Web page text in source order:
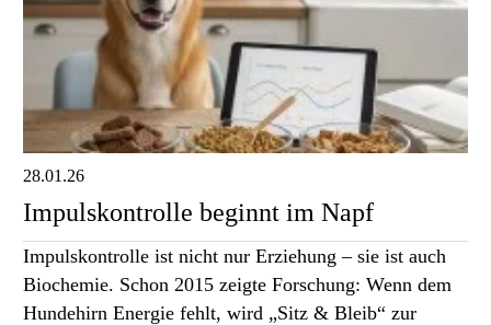
28.01.26
Impulskontrolle beginnt im Napf
Impulskontrolle ist nicht nur Erziehung – sie ist auch
Biochemie. Schon 2015 zeigte Forschung: Wenn dem
Hundehirn Energie fehlt, wird „Sitz & Bleib“ zur